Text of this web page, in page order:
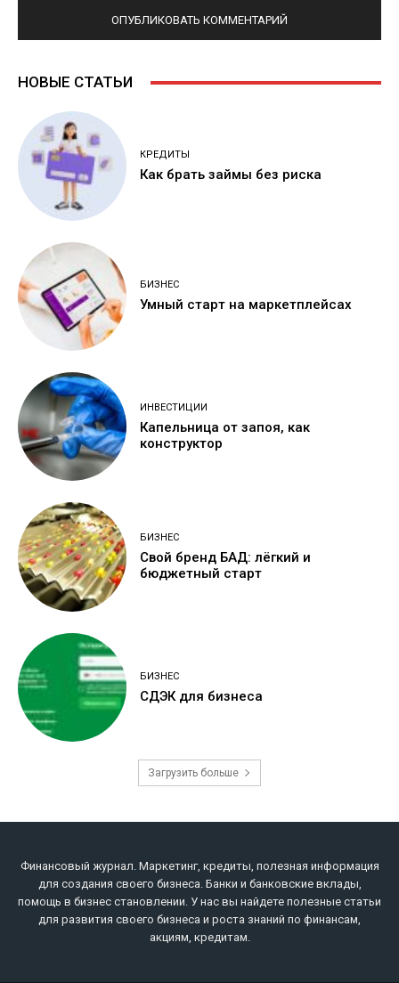
НОВЫЕ СТАТЬИ
КРЕДИТЫ
Как брать займы без риска
БИЗНЕС
Умный старт на маркетплейсах
ИНВЕСТИЦИИ
Капельница от запоя, как
конструктор
БИЗНЕС
Свой бренд БАД: лёгкий и
бюджетный старт
БИЗНЕС
СДЭК для бизнеса
Загрузить больше
Финансовый журнал. Маркетинг, кредиты, полезная информация
для создания своего бизнеса. Банки и банковские вклады,
помощь в бизнес становлении. У нас вы найдете полезные статьи
для развития своего бизнеса и роста знаний по финансам,
акциям, кредитам.